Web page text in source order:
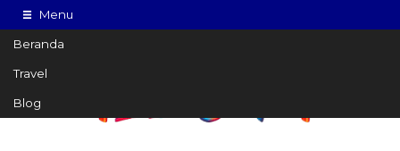
Menu
Beranda
Travel
Blog